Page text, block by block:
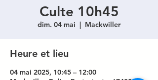
Culte 10h45
dim. 04 mai
  |
Mackwiller
Heure et lieu
04 mai 2025, 10:45 – 12:00